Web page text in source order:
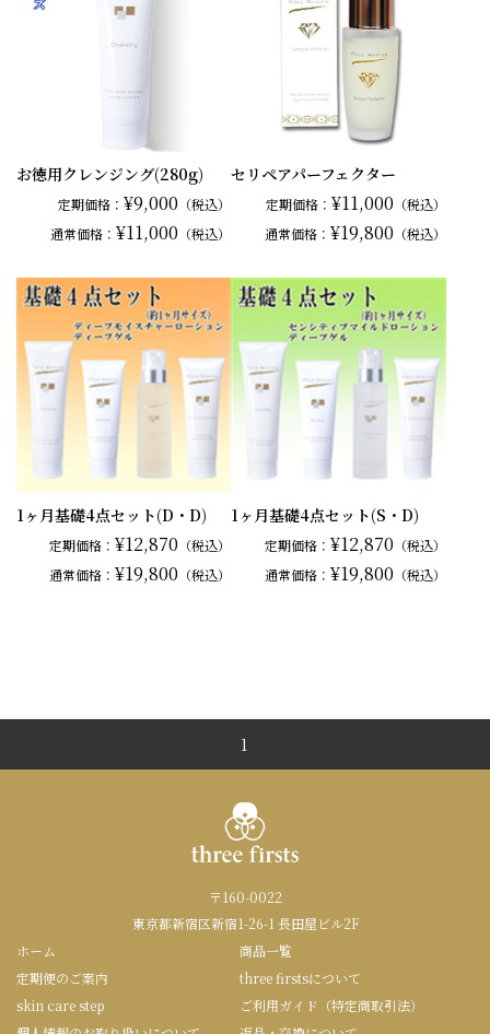
お徳用クレンジング(280g)
定期価格：¥9,000 （税込）
通常価格：¥11,000 （税込）
セリペアパーフェクター
定期価格： ¥11,000 （税込）
通常価格： ¥19,800 （税込）
1ヶ月基礎4点セット(D・D)
定期価格：¥12,870 （税込）
通常価格：¥19,800 （税込）
1ヶ月基礎4点セット(S・D)
定期価格： ¥12,870 （税込）
通常価格： ¥19,800 （税込）
1
〒160-0022
東京都新宿区新宿1-26-1 長田屋ビル2F
ホーム
商品一覧
定期便のご案内
three firstsについて
skin care step
ご利用ガイド（特定商取引法）